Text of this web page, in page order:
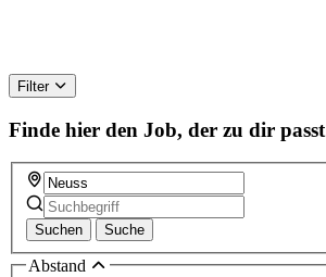
Filter
Finde hier den Job, der zu dir passt
Suchen Suche
Abstand